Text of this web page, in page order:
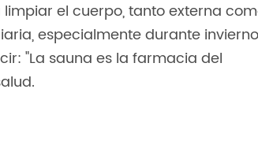
el cuerpo, tanto externa
especialmente durante
"La sauna es la farmacia del